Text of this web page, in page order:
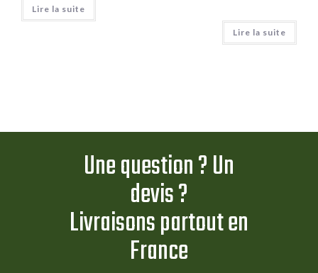
Lire la suite
Lire la suite
Une question ? Un
devis ?
Livraisons partout en
France